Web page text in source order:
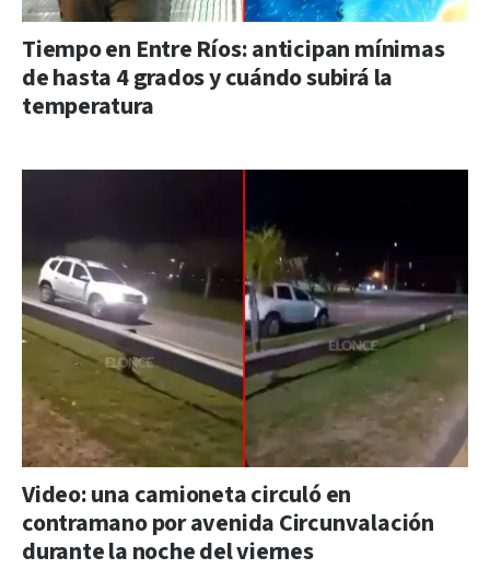
Tiempo en Entre Ríos: anticipan mínimas
de hasta 4 grados y cuándo subirá la
temperatura
Video: una camioneta circuló en
contramano por avenida Circunvalación
durante la noche del viernes